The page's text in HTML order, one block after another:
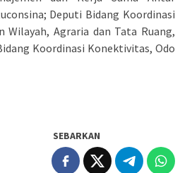
Deputi Bidang Koordinasi
Wilayah, Agraria dan Tata Ruang,
Koordinasi Konektivitas, Odo
SEBARKAN